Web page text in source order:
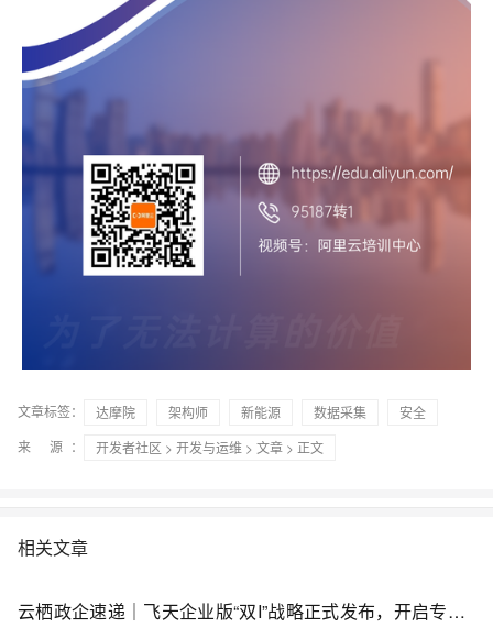
文章标签： 达摩院 架构师 新能源 数据采集
安全
来 源：
开发者社区 > 开发与运维 > 文章 > 正文
相关文章
云栖政企速递｜飞天企业版“双I”战略正式发布，开启专有云智能化与国际化新篇章